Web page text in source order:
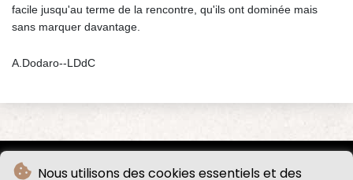
Nous utilisons des cookies essentiels et des
facile jusqu'au terme de la rencontre, qu'ils ont dominée mais
sans marquer davantage.
A.Dodaro--LDdC